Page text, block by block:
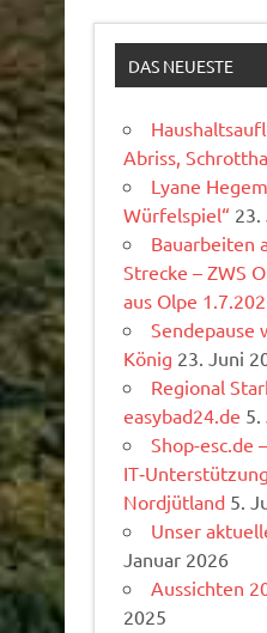
DAS NEUESTE
Abriss,
Lyane
Würfelspiel“ 23.
Bauarbeiten
Strecke – ZWS
aus Olpe
Sendepause
König 23. Juni
Regional
easybad24.de 5.
Shop-esc.de
Nordjütland 5.
Unser
Januar 2026
Aussichten
2025